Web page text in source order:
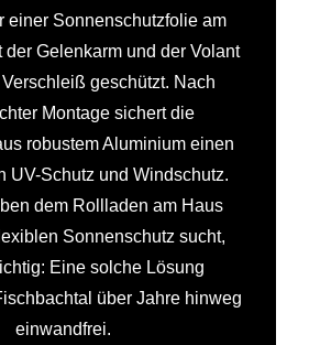
einer Sonnenschutzfolie am
der Gelenkarm und der Volant
geschützt. Nach
Montage sichert die
robustem Aluminium einen
UV-Schutz und Windschutz.
dem Rollladen am Haus
Sonnenschutz sucht,
Eine solche Lösung
über Jahre hinweg
einwandfrei.